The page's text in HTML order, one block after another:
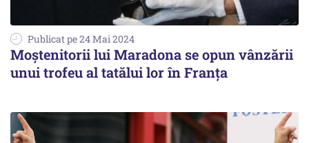
Publicat pe 24 Mai 2024
Moștenitorii lui Maradona se opun vânzării
unui trofeu al tatălui lor în Franţa